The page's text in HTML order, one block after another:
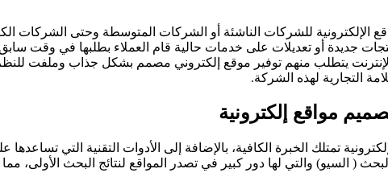
الإلكترونية للشركات الناشئة أو الشركات المتوسطة وحتى الشركات
جديدة أو تعديلات على خدمات حالية قام العملاء بطلبها في وقت
يتطلب منهم توفير موقع إلكتروني مصمم بشكل جذاب وملفت
التجارية لهذه الشركة.
مواقع إلكترونية
تمتلك الخبرة الكافية، بالإضافة إلى الأدوات التقنية التي
( السيو) والتي لها دور كبير في تصدر المواقع لنتائج البحث الأولى،